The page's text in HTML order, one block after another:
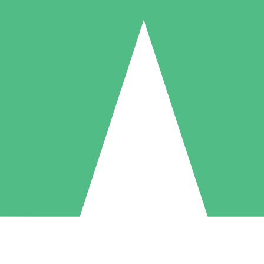
Individuele Creditpakketten
per gebruik met downloadtegoeden. Geen maandelijkse verplichting
5 Downloaden
US$